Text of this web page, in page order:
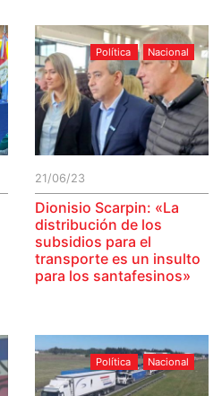
Política Nacional
21/06/23
Dionisio Scarpin: «La
distribución de los
subsidios para el
transporte es un insulto
para los santafesinos»
Política Nacional